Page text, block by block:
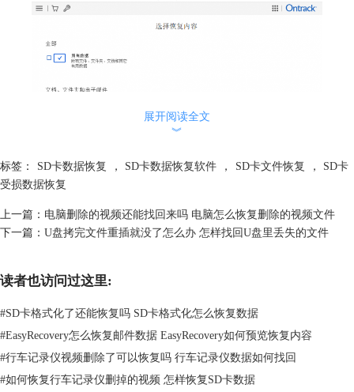
5、从列表中选择我们的SD卡作为扫描目标，点击“扫描”开始搜索丢失的
6、如果初步扫描未能找到所需文件，可以选择“深度扫描”模式，该模式
展开阅读全文
︾
标签： SD卡数据恢复 ， SD卡数据恢复软件 ， SD卡文件恢复 ，
SD卡
受损数据恢复
上一篇： 电脑删除的视频还能找回来吗 电脑怎么恢复删除的视频文件
下一篇： U盘拷完文件重插就没了怎么办 怎样找回U盘里丢失的文件
读者也访问过这里:
#SD卡格式化了还能恢复吗 SD卡格式化怎么恢复数据
#EasyRecovery怎么恢复邮件数据 EasyRecovery如何预览恢复内容
#行车记录仪视频删除了可以恢复吗 行车记录仪数据如何找回
#如何恢复行车记录仪删掉的视频 怎样恢复SD卡数据